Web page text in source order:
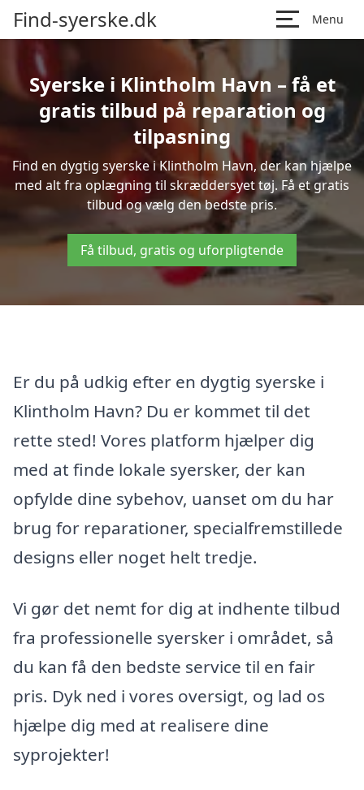
Find-syerske.dk Menu
Syerske i Klintholm Havn – få et
gratis tilbud på reparation og
tilpasning
Find en dygtig syerske i Klintholm Havn, der kan hjælpe
med alt fra oplægning til skræddersyet tøj. Få et gratis
tilbud og vælg den bedste pris.
Få tilbud, gratis og uforpligtende
Er du på udkig efter en dygtig syerske i
Klintholm Havn? Du er kommet til det
rette sted! Vores platform hjælper dig
med at finde lokale syersker, der kan
opfylde dine sybehov, uanset om du har
brug for reparationer, specialfremstillede
designs eller noget helt tredje.
Vi gør det nemt for dig at indhente tilbud
fra professionelle syersker i området, så
du kan få den bedste service til en fair
pris. Dyk ned i vores oversigt, og lad os
hjælpe dig med at realisere dine
syprojekter!